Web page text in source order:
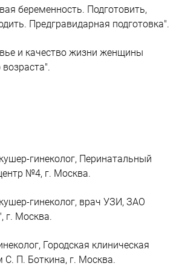
беременность. Подготовить,
Предгравидарная подготовка".
и качество жизни женщины
возраста".
гинеколог, Перинатальный
№4, г. Москва.
гинеколог, врач УЗИ, ЗАО
г. Москва.
Городская клиническая
С. П. Боткина, г. Москва.